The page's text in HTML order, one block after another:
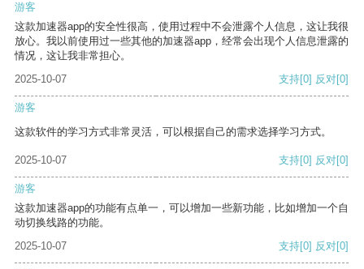
游客
这款加速器app的安全性很高，使用过程中不会泄露个人信息，这让我很
放心。我以前使用过一些其他的加速器app，经常会出现个人信息泄露的
情况，这让我非常担心。
2025-10-07
支持[0] 反对[0]
游客
这款软件的学习方式非常灵活，可以根据自己的需求选择学习方式。
2025-10-07 支持[0] 反对[0]
游客
这款加速器app的功能有点单一，可以增加一些新功能，比如增加一个自
动切换线路的功能。
2025-10-07
支持[0] 反对[0]